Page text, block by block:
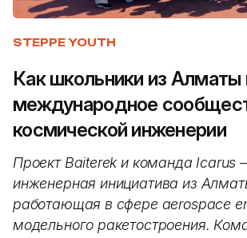
STEPPE YOUTH
Как школьники из Алматы
международное
космической инженерии
Проект Baiterek и команда Icarus
инженерная инициатива из
работающая в сфере aerospace
модельного ракетостроения.